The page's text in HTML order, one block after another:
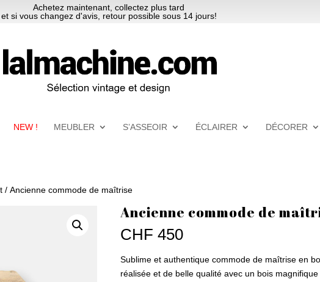
Achetez maintenant, collectez plus tard
et si vous changez d'avis, retour possible sous 14 jours!
NEW ! MEUBLER S’ASSEOIR ÉCLAIRER DÉCORER
/ Ancienne commode de maîtrise
Ancienne commode de
CHF 450
Sublime et authentique commode de maîtrise en
réalisée et de belle qualité avec un bois